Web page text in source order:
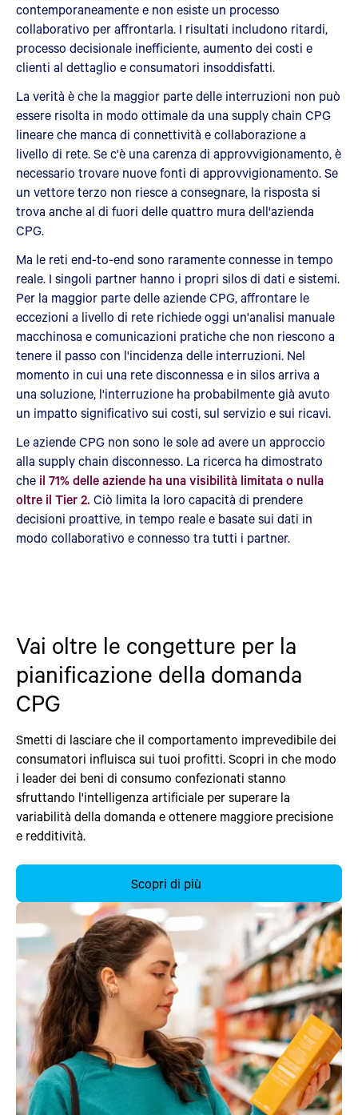
contemporaneamente e non esiste un processo
collaborativo per affrontarla. I risultati includono ritardi,
processo decisionale inefficiente, aumento dei costi e
clienti al dettaglio e consumatori insoddisfatti.
La verità è che la maggior parte delle interruzioni non può
essere risolta in modo ottimale da una supply chain CPG
lineare che manca di connettività e collaborazione a
livello di rete. Se c'è una carenza di approvvigionamento, è
necessario trovare nuove fonti di approvvigionamento. Se
un vettore terzo non riesce a consegnare, la risposta si
trova anche al di fuori delle quattro mura dell'azienda
CPG.
Ma le reti end-to-end sono raramente connesse in tempo
reale. I singoli partner hanno i propri silos di dati e sistemi.
Per la maggior parte delle aziende CPG, affrontare le
eccezioni a livello di rete richiede oggi un'analisi manuale
macchinosa e comunicazioni pratiche che non riescono a
tenere il passo con l'incidenza delle interruzioni. Nel
momento in cui una rete disconnessa e in silos arriva a
una soluzione, l'interruzione ha probabilmente già avuto
un impatto significativo sui costi, sul servizio e sui ricavi.
Le aziende CPG non sono le sole ad avere un approccio
alla supply chain disconnesso. La ricerca ha dimostrato
che il 71% delle aziende ha una visibilità limitata o nulla
oltre il Tier 2. Ciò limita la loro capacità di prendere
decisioni proattive, in tempo reale e basate sui dati in
modo collaborativo e connesso tra tutti i partner.
Vai oltre le congetture per la
pianificazione della domanda
CPG
Smetti di lasciare che il comportamento imprevedibile dei
consumatori influisca sui tuoi profitti. Scopri in che modo
i leader dei beni di consumo confezionati stanno
sfruttando l'intelligenza artificiale per superare la
variabilità della domanda e ottenere maggiore precisione
e redditività.
Scopri di più